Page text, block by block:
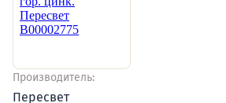
Производитель:
Пересвет